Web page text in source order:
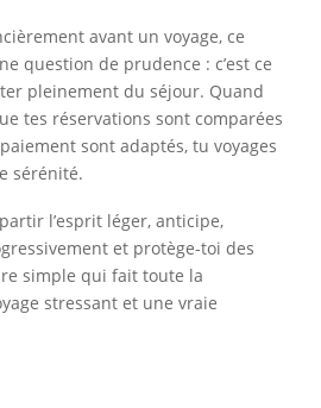
avant un voyage, ce
question de prudence : c’est ce
pleinement du séjour. Quand
tes réservations sont comparées
sont adaptés, tu voyages
sérénité.
l’esprit léger, anticipe,
et protège-toi des
simple qui fait toute la
stressant et une vraie